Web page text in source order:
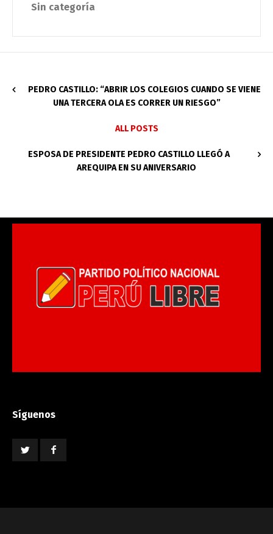
Sin categoría
PEDRO CASTILLO: “ABRIR LOS COLEGIOS CUANDO SE VIENE
UNA TERCERA OLA ES CORRER UN RIESGO”
ALL POSTS
ESPOSA DE PRESIDENTE PEDRO CASTILLO LLEGÓ A
AREQUIPA EN SU ANIVERSARIO
Síguenos